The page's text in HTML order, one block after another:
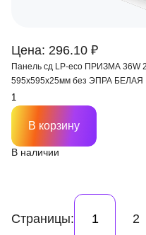
Цена: 296.10 ₽
Панель сд LP-eco ПРИЗМА 36W
595х595х25мм без ЭПРА БЕЛАЯ
В наличии
В корзину
Страницы: 1 2